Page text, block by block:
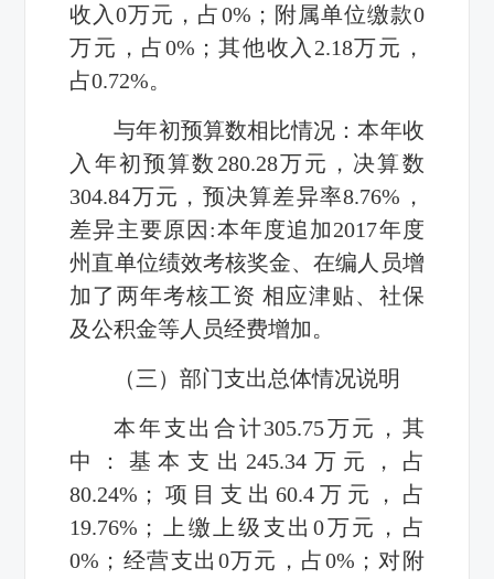
收入0万元，占0%；附属单位缴款0
万元，占0%；其他收入2.18万元，
占0.72%。
与年初预算数相比情况：本年收
入年初预算数280.28万元，决算数
304.84万元，预决算差异率8.76%，
差异主要原因:本年度追加2017年度
州直单位绩效考核奖金、在编人员增
加了两年考核工资 相应津贴、社保
及公积金等人员经费增加。
（三）部门支出总体情况说明
本年支出合计305.75万元，其
中：基本支出245.34万元，占
80.24%；项目支出60.4万元，占
19.76%；上缴上级支出0万元，占
0%；经营支出0万元，占0%；对附